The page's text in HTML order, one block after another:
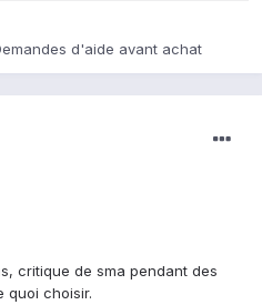
d'aide avant achat
critique de sma pendant des
quoi choisir.